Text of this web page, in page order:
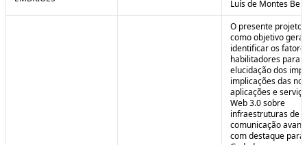
Luís de Montes
O presente projeto
como objetivo geral
identificar os
habilitadores para a
elucidação dos
implicações das
aplicações e
Web 3.0 sobre
infraestruturas de
comunicação
com destaque para